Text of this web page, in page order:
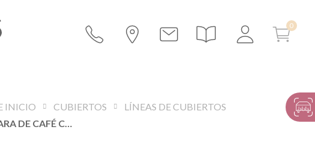
INICIO CUBIERTOS
LÍNEAS DE CUBIERTOS
CUCHARA DE CAFÉ CON LECHE NEO COBRIZO